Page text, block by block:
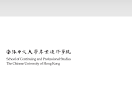
Univeristy of hong Kong